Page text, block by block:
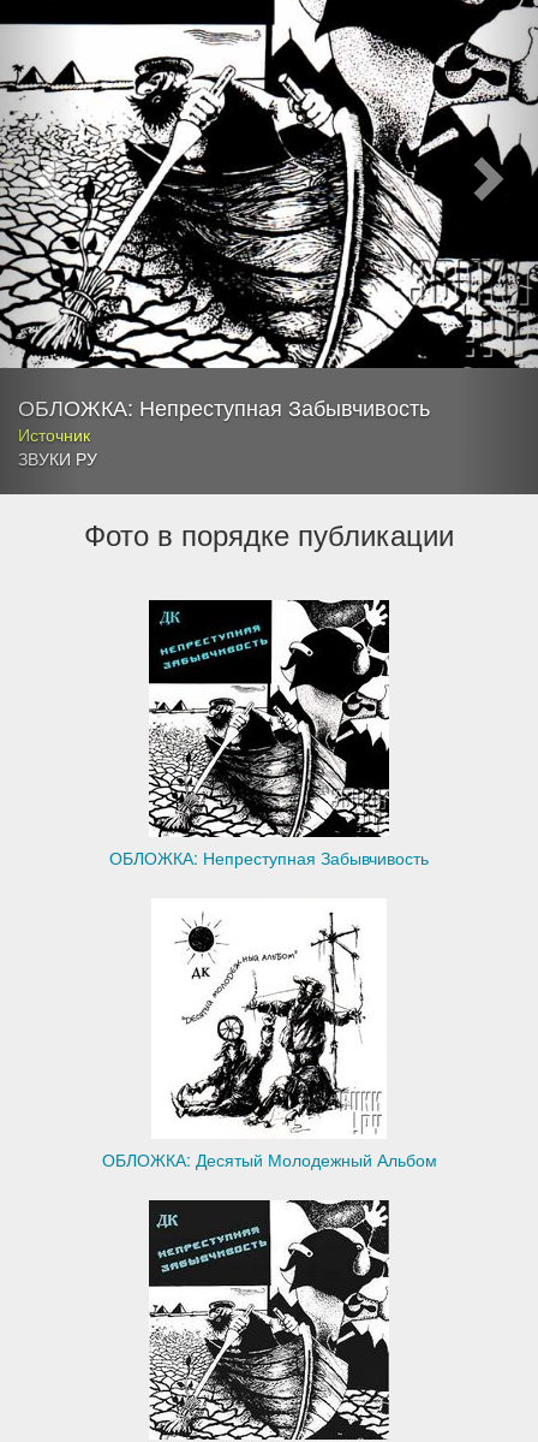
ОБЛОЖКА: Непреступная Забывчивость
Источник
ЗВУКИ РУ
Фото в порядке публикации
ОБЛОЖКА: Непреступная Забывчивость
ОБЛОЖКА: Десятый Молодежный Альбом